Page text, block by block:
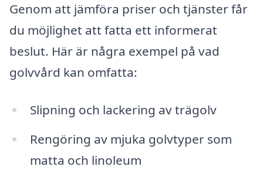
Genom att jämföra priser och tjänster får
du möjlighet att fatta ett informerat
beslut. Här är några exempel på vad
golvvård kan omfatta:
Slipning och lackering av trägolv
Rengöring av mjuka golvtyper som
matta och linoleum